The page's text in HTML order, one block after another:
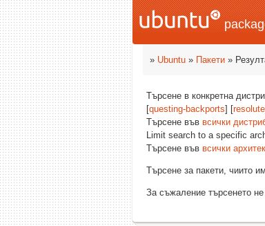
» Ubuntu » Пакети »
Търсене в конкретна
[questing-backports] [resolute
Търсене във всички
Limit search to a specific
Търсене във всички
Търсене за пакети, чиито
За съжаление търсенето